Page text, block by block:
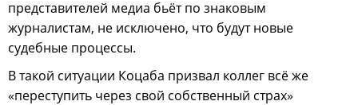
представителей медиа бьёт по знаковым
журналистам, не исключено, что будут новые
судебные процессы.
В такой ситуации Коцаба призвал коллег всё же
«переступить через свой собственный страх»